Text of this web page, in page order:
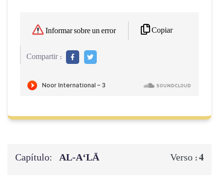
Informar sobre un error Copiar
Compartir :
Capítulo: AL‑A‘LĀ Verso :4